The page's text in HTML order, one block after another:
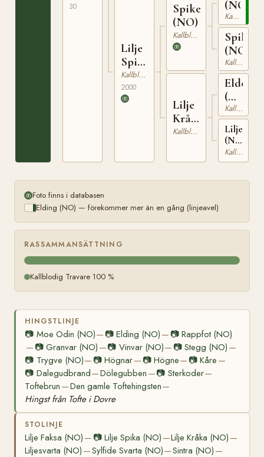
30
Lilje
Spika
(NO)
Kallblodig Travare
2000
Spikeld
(NO)
Kallblodig Travare
Lilje
Kråka
(NO)
Kallblodig Travare
(NO)
Kallblodig Travare
(NO)
Kallblodig Travare
Eldon
(NO)
N
2091
Kallblodig Travare
(NO)
T-
23165
Kallblodig Travare
Foto finns i databasen
Elding (NO) — förekommer mer än en gång (linjeavel)
RASSAMMANSÄTTNING
Kallblodig Travare 100 %
HINGSTLINJE
📷 Moe Odin (NO)— 📷Elding (NO) — 📷 Rappfot (NO)
— 📷Granvar (NO) —📷 Vinvar (NO)— 📷Stegg (NO) —
📷 Trygve (NO)— 📷Högnar— 📷 Högne— 📷 Kåre —
📷 Dalegudbrand—Dölegubben —📷 Sterkoder—
Toftebrun —Den gamle Toftehingsten—
Hingst från Tofte i Dovre
STOLINJE
Lilje Faksa (NO) — 📷Lilje Spika (NO) —Lilje Kråka (NO) —
Liljesvarta (NO) —Sylfide Svarta (NO)—Sintra (NO) —